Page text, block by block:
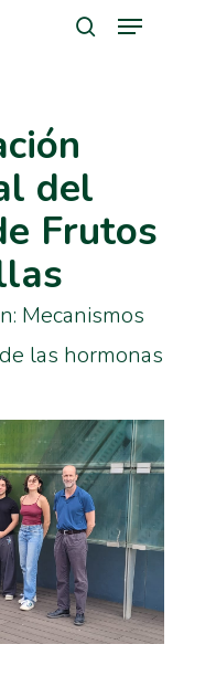
Menu
del
Frutos
Mecanismos
las hormonas